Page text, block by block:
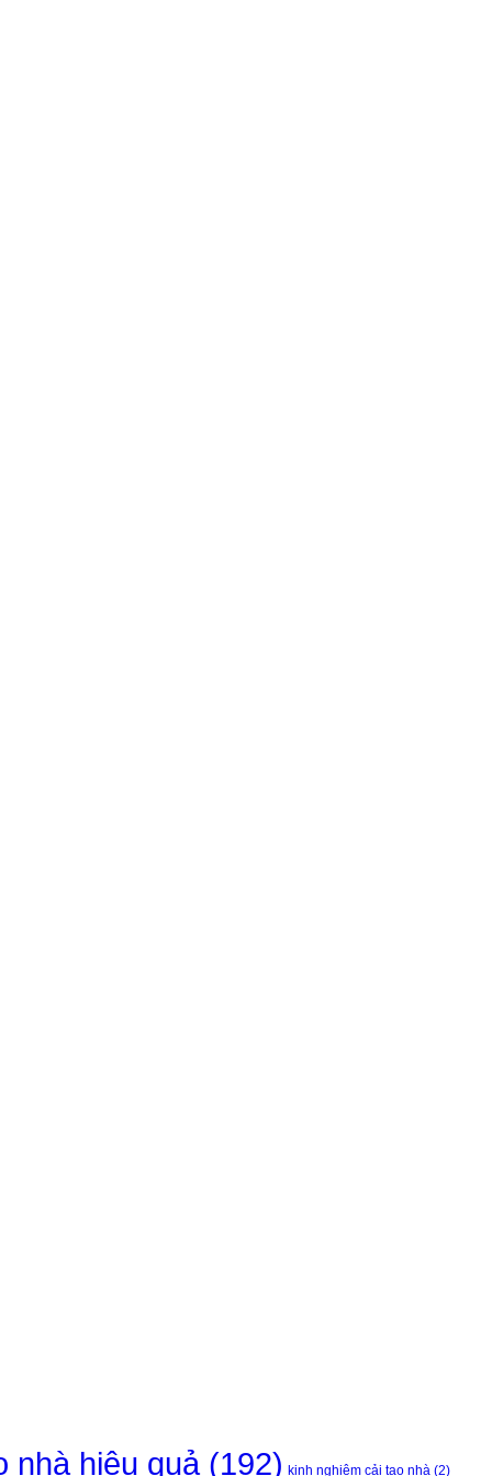
nhà hiệu quả(192) kinh nghiệm cải tạo nhà (2)